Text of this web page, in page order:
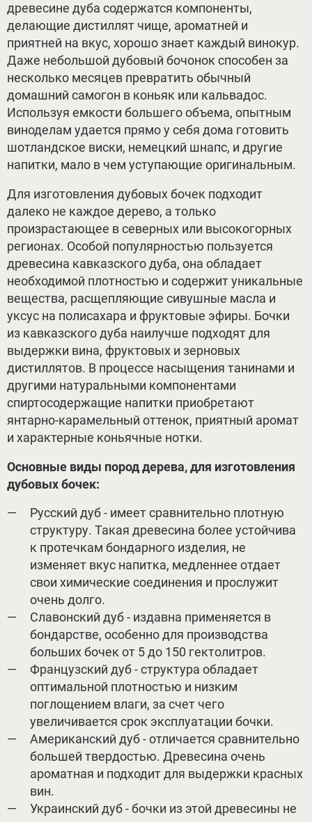
древесине дуба содержатся компоненты,
делающие дистиллят чище, ароматней и
приятней на вкус, хорошо знает каждый винокур.
Даже небольшой дубовый бочонок способен за
несколько месяцев превратить обычный
домашний самогон в коньяк или кальвадос.
Используя емкости большего объема, опытным
виноделам удается прямо у себя дома готовить
шотландское виски, немецкий шнапс, и другие
напитки, мало в чем уступающие оригинальным.
Для изготовления дубовых бочек подходит
далеко не каждое дерево, а только
произрастающее в северных или высокогорных
регионах. Особой популярностью пользуется
древесина кавказского дуба, она обладает
необходимой плотностью и содержит уникальные
вещества, расщепляющие сивушные масла и
уксус на полисахара и фруктовые эфиры. Бочки
из кавказского дуба наилучше подходят для
выдержки вина, фруктовых и зерновых
дистиллятов. В процессе насыщения танинами и
другими натуральными компонентами
спиртосодержащие напитки приобретают
янтарно-карамельный оттенок, приятный аромат
и характерные коньячные нотки.
Основные виды пород дерева, для изготовления
дубовых бочек:
Русский дуб - имеет сравнительно плотную
структуру. Такая древесина более устойчива
к протечкам бондарного изделия, не
изменяет вкус напитка, медленнее отдает
свои химические соединения и прослужит
очень долго.
Славонский дуб - издавна применяется в
бондарстве, особенно для производства
больших бочек от 5 до 150 гектолитров.
Французский дуб - структура обладает
оптимальной плотностью и низким
поглощением влаги, за счет чего
увеличивается срок эксплуатации бочки.
Американский дуб - отличается сравнительно
большей твердостью. Древесина очень
ароматная и подходит для выдержки красных
вин.
Украинский дуб - бочки из этой древесины не